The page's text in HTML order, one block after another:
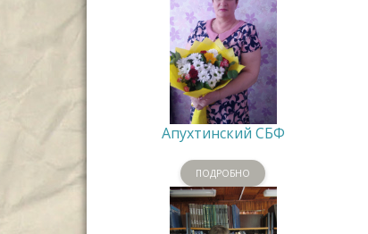
Апухтинский СБФ
ПОДРОБНО